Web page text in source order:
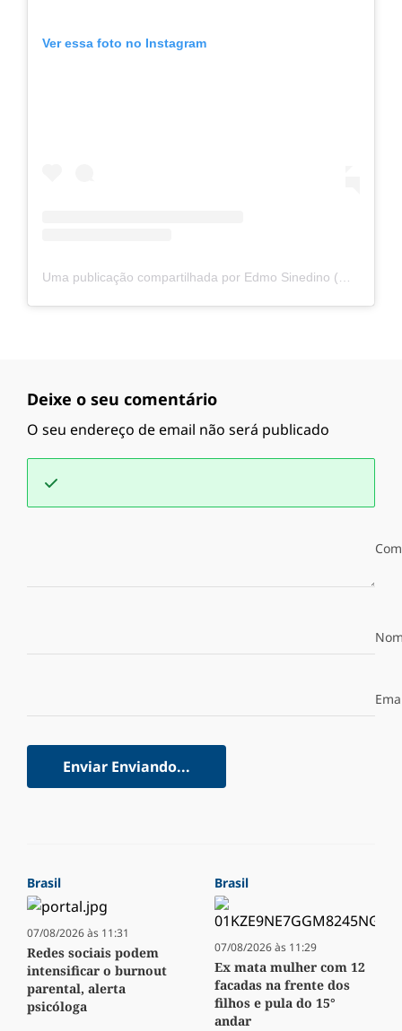
Ver essa foto no Instagram
Deixe o seu comentário
O seu endereço de email não será publicado
Enviar Enviando...
Brasil
07/08/2026 às 11:31
Redes sociais podem
intensificar o burnout
parental, alerta
psicóloga
Brasil
07/08/2026 às 11:29
Ex mata mulher com 12
facadas na frente dos
filhos e pula do 15°
andar